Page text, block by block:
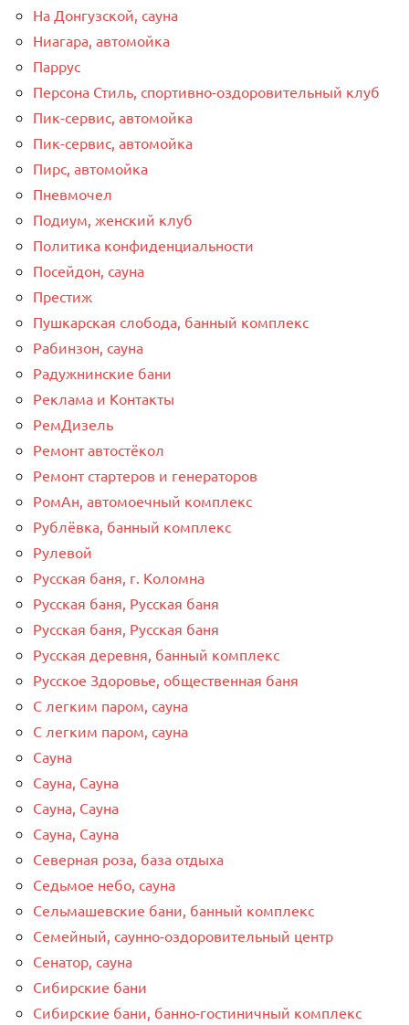
На Донгузской, сауна
Ниагара, автомойка
Паррус
Персона Стиль, спортивно-оздоровительный клуб
Пик-сервис, автомойка
Пик-сервис, автомойка
Пирс, автомойка
Пневмочел
Подиум, женский клуб
Политика конфиденциальности
Посейдон, сауна
Престиж
Пушкарская слобода, банный комплекс
Рабинзон, сауна
Радужнинские бани
Реклама и Контакты
РемДизель
Ремонт автостёкол
Ремонт стартеров и генераторов
РомАн, автомоечный комплекс
Рублёвка, банный комплекс
Рулевой
Русская баня, г. Коломна
Русская баня, Русская баня
Русская баня, Русская баня
Русская деревня, банный комплекс
Русское Здоровье, общественная баня
С легким паром, сауна
С легким паром, сауна
Сауна
Сауна, Сауна
Сауна, Сауна
Сауна, Сауна
Северная роза, база отдыха
Седьмое небо, сауна
Сельмашевские бани, банный комплекс
Семейный, саунно-оздоровительный центр
Сенатор, сауна
Сибирские бани
Сибирские бани, банно-гостиничный комплекс